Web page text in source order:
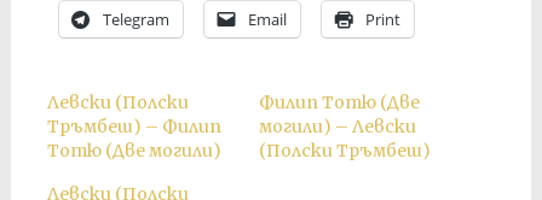
Telegram Email Print
Левски (Полски
Тръмбеш) – Филип
Тотю (Две могили)
Филип Тотю (Две
могили) – Левски
(Полски Тръмбеш)
Левски (Полски